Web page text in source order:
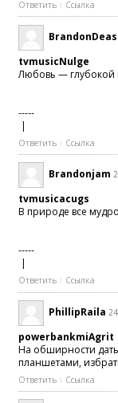
Ответить Ссылка
tvmusicNulge
Любовь — глубокой
-----
|
Ответить Ссылка
Brandonjam
tvmusicacugs
В природе все
-----
|
Ответить Ссылка
PhillipRaila
powerbankmiAgrit
На обширности
планшетами,
Ответить Ссылка